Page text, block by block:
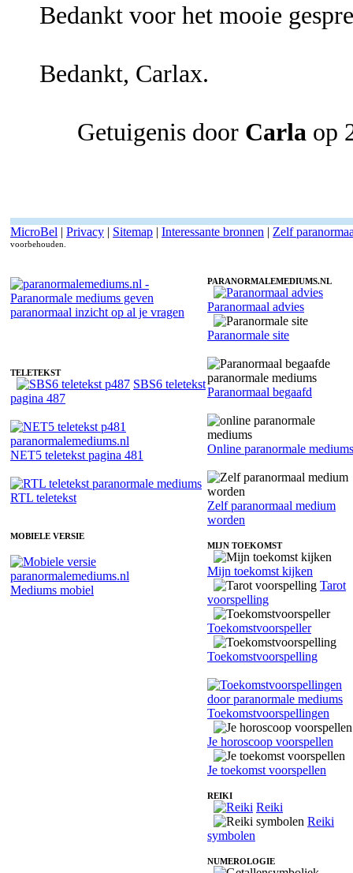
Bedankt voor het mooie
Bedankt, Carlax.
Getuigenis door Carla op
MicroBel | Privacy | Sitemap | Interessante bronnen | Zelf
voorbehouden.
TELETEKST
SBS6 teletekst
pagina 487
NET5 teletekst pagina 481
RTL teletekst
MOBIELE VERSIE
Mediums mobiel
PARANORMALEMEDIUMS.NL
Paranormaal advies
Paranormale site
Paranormaal begaafd
Online paranormale mediums
Zelf paranormaal medium
worden
MIJN TOEKOMST
Mijn toekomst kijken
Tarot
voorspelling
Toekomstvoorspeller
Toekomstvoorspelling
Toekomstvoorspellingen
Je horoscoop voorspellen
Je toekomst voorspellen
REIKI
Reiki
Reiki
symbolen
NUMEROLOGIE